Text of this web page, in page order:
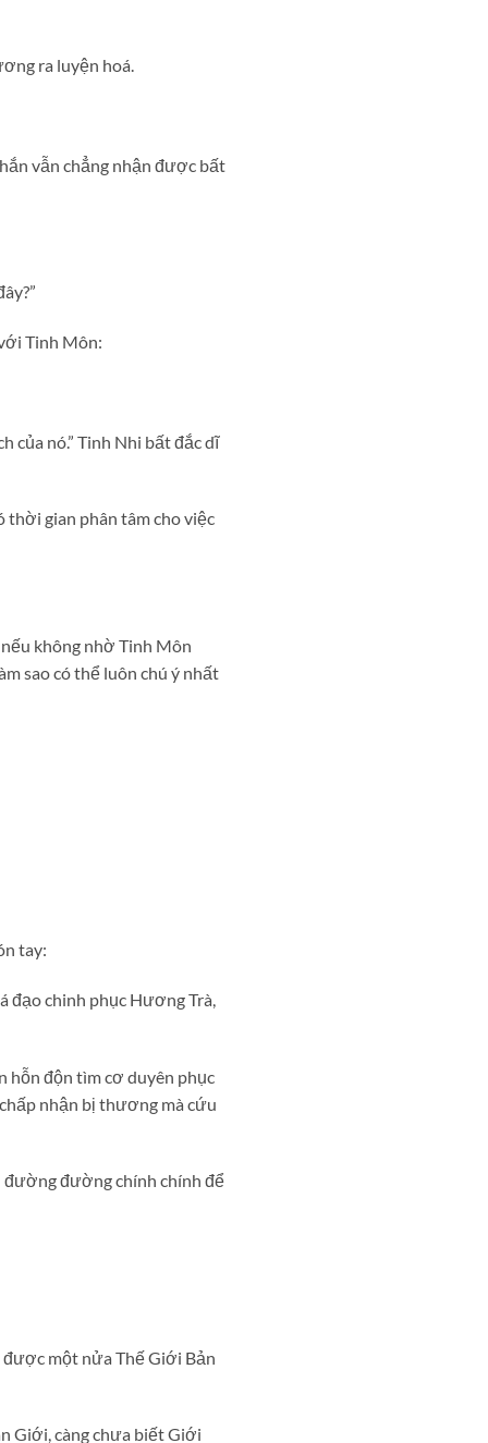
ra luyện hoá.
vẫn chẳng nhận được bất
Tinh Môn:
của nó.” Tinh Nhi bất đắc dĩ
thời gian phân tâm cho việc
không nhờ Tinh Môn
sao có thể luôn chú ý nhất
tay:
đạo chinh phục Hương Trà,
hỗn độn tìm cơ duyên phục
nhận bị thương mà cứu
đường đường chính chính để
một nửa Thế Giới Bản
Giới, càng chưa biết Giới